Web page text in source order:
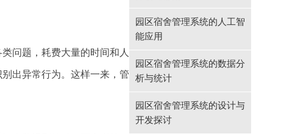
问题，耗费大量的时间和人
出异常行为。这样一来，管
园区宿舍管理系统的人工智
能应用
园区宿舍管理系统的数据分
析与统计
园区宿舍管理系统的设计与
开发探讨